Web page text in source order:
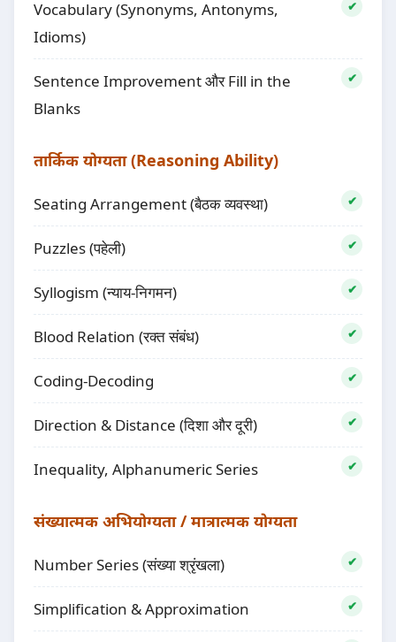
Vocabulary (Synonyms, Antonyms,
Idioms)
Sentence Improvement और Fill in the
Blanks
तार्किक योग्यता (Reasoning Ability)
Seating Arrangement (बैठक व्यवस्था)
Puzzles (पहेली)
Syllogism (न्याय-निगमन)
Blood Relation (रक्त संबंध)
Coding-Decoding
Direction & Distance (दिशा और दूरी)
Inequality, Alphanumeric Series
संख्यात्मक अभियोग्यता / मात्रात्मक योग्यता
Number Series (संख्या श्रृंखला)
Simplification & Approximation